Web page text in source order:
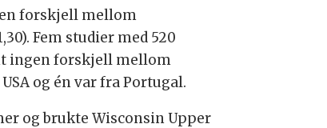
forskjell mellom
Fem studier med 520
ingen forskjell mellom
og én var fra Portugal.
og brukte Wisconsin Upper